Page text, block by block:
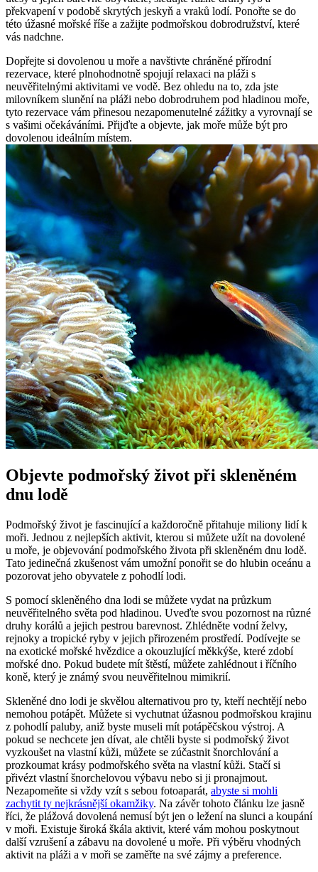
⁤překvapení v podobě skrytých jeskyň a vraků lodí. Ponořte se do
této úžasné mořské říše a zažijte podmořskou ⁣dobrodružství, které
vás nadchne.
Dopřejte si ⁢dovolenou ‌u moře a navštivte chráněné přírodní⁢
rezervace, které ‌plnohodnotně‍ spojují relaxaci⁣ na pláži s
neuvěřitelnými aktivitami ‌ve⁢ vodě. Bez ⁢ohledu ‌na to, zda jste
milovníkem slunění na pláži nebo​ dobrodruhem pod hladinou moře,
tyto rezervace⁢ vám přinesou nezapomenutelné zážitky a vyrovnají se
s vašimi očekáváními. Přijďte a objevte, jak moře může být pro
dovolenou ideálním místem.
Objevte podmořský život při‌ skleněném
dnu lodě
Podmořský život je fascinující​ a každoročně přitahuje miliony lidí k
moři. Jednou z nejlepších aktivit, kterou si ‍můžete užít​ na dovolené
⁣u moře, je objevování podmořského života při skleněném dnu lodě.
Tato jedinečná‌ zkušenost vám umožní‍ ponořit se do hlubin⁤ oceánu a
pozorovat⁤ jeho obyvatele z⁤ pohodlí ‍lodi.
S pomocí skleněného dna ‌lodi se můžete ⁣vydat na průzkum
neuvěřitelného světa pod hladinou. Uveďte svou pozornost na​ různé
druhy korálů a jejich ⁤pestrou barevnost. Zhlédněte vodní ​želvy,
‍rejnoky a tropické ryby v jejich přirozeném prostředí. Podívejte se
‍na exotické mořské hvězdice a okouzlující měkkýše, které zdobí
mořské dno. Pokud budete mít štěstí, ⁢můžete zahlédnout i říčního
⁤koně, který je známý svou neuvěřitelnou ​mimikrií.
Skleněné dno lodi je​ skvělou⁣ alternativou ⁢pro ty, kteří nechtějí nebo
⁤nemohou potápět. Můžete⁢ si⁤ vychutnat ​úžasnou ⁣podmořskou krajinu
z pohodlí paluby, aniž byste museli ‍mít⁢ potápěčskou výstroj. A‌
pokud se nechcete ‍jen⁣ dívat, ale ⁢chtěli byste si‍ podmořský ‍život
vyzkoušet na vlastní kůži, můžete se⁤ zúčastnit⁤ šnorchlování a
prozkoumat krásy ⁤podmořského ⁤světa​ na vlastní kůži. Stačí si
přivézt vlastní šnorchelovou ⁣výbavu nebo si‌ ji pronajmout.
Nezapomeňte si vždy vzít ‌s sebou fotoaparát, abyste‌ si mohli
zachytit ty nejkrásnější okamžiky. Na závěr tohoto ​článku lze ​jasně
říci, že⁢ plážová dovolená nemusí být jen o ležení na slunci a koupání⁣
v moři. Existuje široká ‌škála aktivit,​ které ⁤vám ⁢mohou poskytnout‌
další vzrušení a zábavu na dovolené u moře. ⁤Při výběru vhodných
aktivit na pláži a⁣ v moři se ‍zaměřte na své zájmy a preference.